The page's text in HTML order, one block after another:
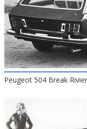
Peugeot 504 Break